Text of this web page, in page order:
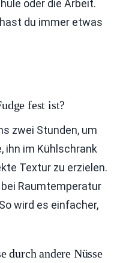
oder die Arbeit.
du immer etwas
fest ist?
zwei Stunden, um
ihn im Kühlschrank
Textur zu erzielen.
Raumtemperatur
wird es einfacher,
durch andere Nüsse